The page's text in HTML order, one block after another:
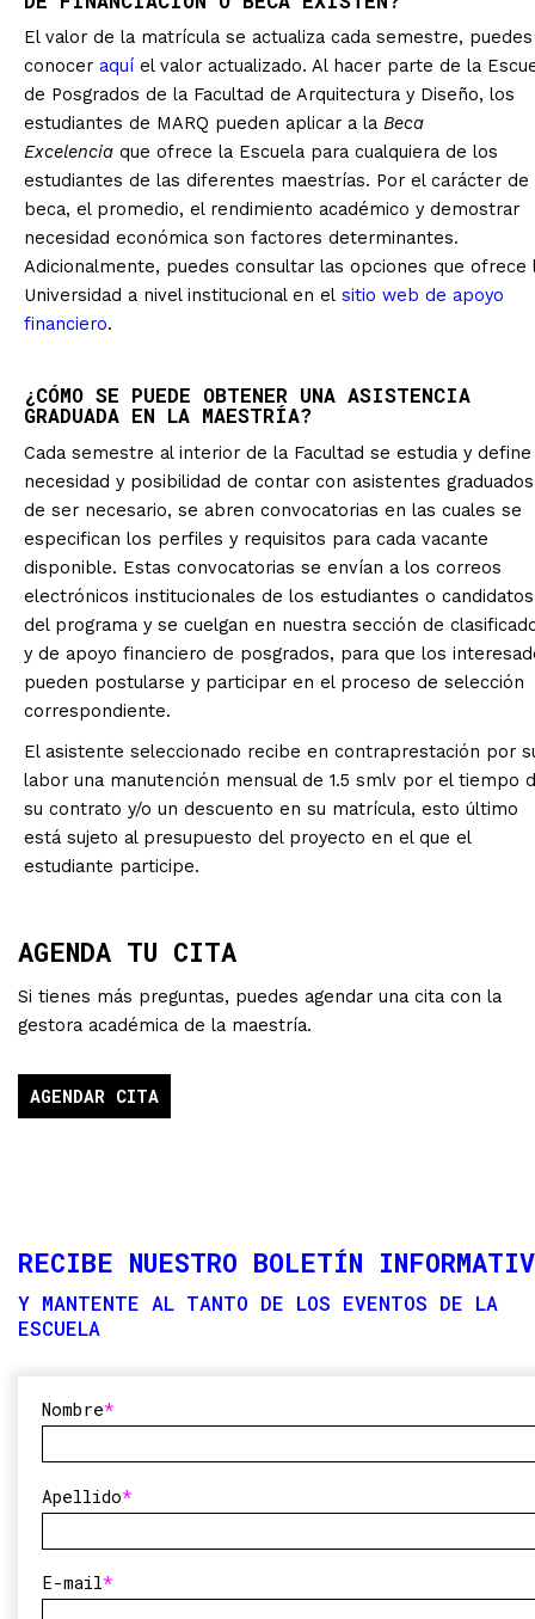
El valor de la matrícula se actualiza cada semestre, puedes
conocer aquí el valor actualizado. Al hacer parte de la
de Posgrados de la Facultad de Arquitectura y Diseño, los
estudiantes de MARQ pueden aplicar a la Beca
Excelencia que ofrece la Escuela para cualquiera de los
estudiantes de las diferentes maestrías. Por el carácter de
beca, el promedio, el rendimiento académico y demostrar
necesidad económica son factores determinantes.
Adicionalmente, puedes consultar las opciones que ofrece
Universidad a nivel institucional en el sitio web de apoyo
financiero.
¿CÓMO SE PUEDE OBTENER UNA ASISTENCIA
GRADUADA EN LA MAESTRÍA?
Cada semestre al interior de la Facultad se estudia y define
necesidad y posibilidad de contar con asistentes graduados
de ser necesario, se abren convocatorias en las cuales se
especifican los perfiles y requisitos para cada vacante
disponible. Estas convocatorias se envían a los correos
electrónicos institucionales de los estudiantes o candidatos
del programa y se cuelgan en nuestra sección de
y de apoyo financiero de posgrados, para que los
pueden postularse y participar en el proceso de selección
correspondiente.
El asistente seleccionado recibe en contraprestación por
labor una manutención mensual de 1.5 smlv por el tiempo
su contrato y/o un descuento en su matrícula, esto último
está sujeto al presupuesto del proyecto en el que el
estudiante participe.
AGENDA TU CITA
Si tienes más preguntas, puedes agendar una cita con la
gestora académica de la maestría.
AGENDAR CITA
RECIBE NUESTRO BOLETÍN
Y MANTENTE AL TANTO DE LOS EVENTOS DE LA
ESCUELA
Nombre
Apellido
E-mail